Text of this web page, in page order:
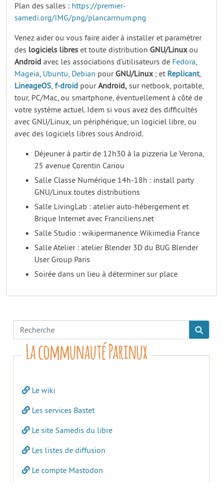
Plan des salles : https://premier-
samedi.org/IMG/png/plancarrnum.png
Venez aider ou vous faire aider à installer et paramétrer
des logiciels libres et toute distribution GNU/Linuxou
Android avec les associations d’utilisateurs de Fedora,
Mageia, Ubuntu, Debian pour GNU/Linux; et Replicant,
LineageOS, f-droid pourAndroid, sur netbook, portable,
tour, PC/Mac, ou smartphone, éventuellement à côté de
votre système actuel. Idem si vous avez des difficultés
avec GNU/Linux, un périphérique, un logiciel libre, ou
avec des logiciels libres sous Android.
Déjeuner à partir de 12h30 à la pizzeria Le Verona,
25 avenue Corentin Cariou
Salle Classe Numérique 14h-18h : install party
GNU/Linux toutes distributions
Salle LivingLab : atelier auto-hébergement et
Brique Internet avec Franciliens.net
Salle Studio : wikipermanence Wikimedia France
Salle Atelier : atelier Blender 3D du BUG Blender
User Group Paris
Soirée dans un lieu à déterminer sur place
La communauté Parinux
Le wiki
Les services Bastet
Le site Samedis du libre
Les listes de diffusion
Le compte Mastodon